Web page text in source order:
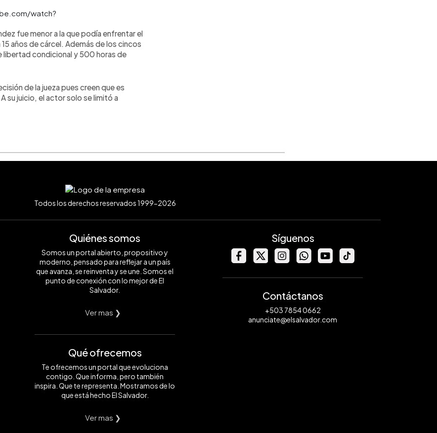
watch?
fue menor a la que podía enfrentar el
años de cárcel. Además de los cincos
libertad condicional y 500 horas de
de la jueza pues creen que es
su juicio, el actor solo se limitó a
Todos los derechos reservados 1999-2026
Quiénes somos
Somos un portal abierto, propositivo y
moderno, pensado para reflejar a un país
que avanza, se reinventa y se une. Somos el
punto de conexión con lo mejor de El
Salvador.
Ver mas ❯
Qué ofrecemos
Te ofrecemos un portal que evoluciona
contigo. Que informa, pero también
inspira. Que te representa. Mostramos de lo
que está hecho El Salvador.
Ver mas ❯
Síguenos
Contáctanos
+503 7854 0662
anunciate@elsalvador.com